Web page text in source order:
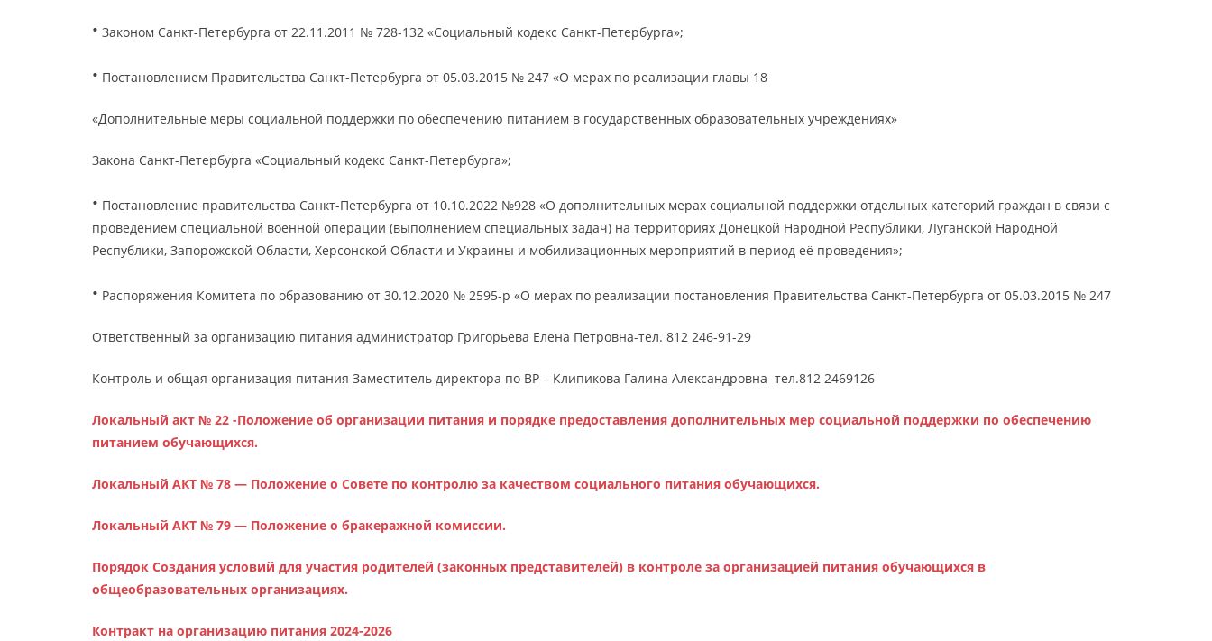
· Законом Санкт-Петербурга от 22.11.2011 № 728-132 «Социальный кодекс Санкт-Петербурга»;
· Постановлением Правительства Санкт-Петербурга от 05.03.2015 № 247 «О мерах по реализации главы 18
«Дополнительные меры социальной поддержки по обеспечению питанием в государственных образовательных учреждениях»
Закона Санкт-Петербурга «Социальный кодекс Санкт-Петербурга»;
· Постановление правительства Санкт-Петербурга от 10.10.2022 №928 «О дополнительных мерах социальной поддержки отдельных категорий граждан в связи с
проведением специальной военной операции (выполнением специальных задач) на территориях Донецкой Народной Республики, Луганской Народной
Республики, Запорожской Области, Херсонской Области и Украины и мобилизационных мероприятий в период её проведения»;
· Распоряжения Комитета по образованию от 30.12.2020 № 2595-р «О мерах по реализации постановления Правительства Санкт-Петербурга от 05.03.2015 № 247
Ответственный за организацию питания администратор Григорьева Елена Петровна-тел. 812 246-91-29
Контроль и общая организация питания Заместитель директора по ВР – Клипикова Галина Александровна тел.812 2469126
Локальный акт № 22 -Положение об организации питания и порядке предоставления дополнительных мер социальной поддержки по обеспечению
питанием обучающихся.
Локальный АКТ № 78 — Положение о Совете по контролю за качеством социального питания обучающихся.
Локальный АКТ № 79 — Положение о бракеражной комиссии.
Порядок Создания условий для участия родителей (законных представителей) в контроле за организацией питания обучающихся в
общеобразовательных организациях.
Контракт на организацию питания 2024-2026